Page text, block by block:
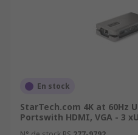
En stock
StarTech.com 4K at 60Hz
Portswith HDMI, VGA - 3